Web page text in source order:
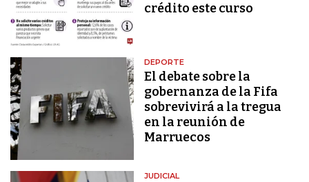
crédito este curso
DEPORTE
El debate sobre la
gobernanza de la Fifa
sobrevivirá a la tregua
en la reunión de
Marruecos
JUDICIAL